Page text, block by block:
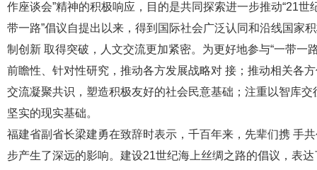
作座谈会”精神的积极响应，目的是共同探索进一步推动“21
带一路”倡议自提出以来，得到国际社会广泛认同和沿线国家
制创新 取得突破，人文交流更加紧密。为更好地参与“一带一
前瞻性、针对性研究，推动各方发展战略对 接；推动相关各
交流凝聚共识，塑造积极友好的社会民意基础；注重以智库
坚实的现实基础。
福建省副省长梁建勇在致辞时表示，千百年来，先辈们携 手
步产生了深远的影响。建设21世纪海上丝绸之路的倡议，表